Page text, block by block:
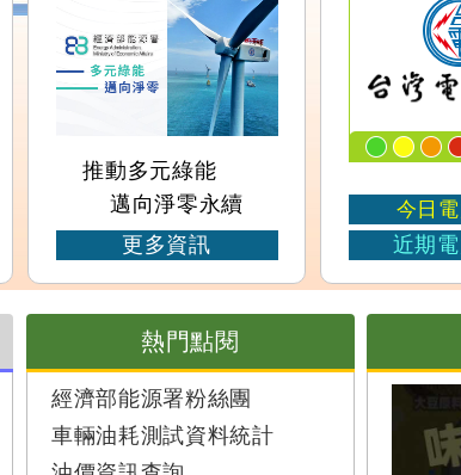
推動多元綠能
邁向淨零永續
更多資訊
今日
近期
熱門點閱
經濟部能源署粉絲團
車輛油耗測試資料統計